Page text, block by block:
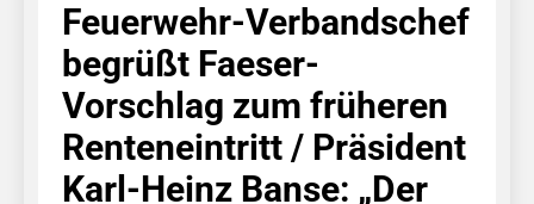
Feuerwehr-Verbandschef
begrüßt Faeser-
Vorschlag zum früheren
Renteneintritt / Präsident
Karl-Heinz Banse: „Der